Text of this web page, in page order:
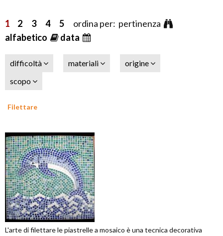
1 2 3 4 5 ordina per: pertinenza
alfabetico
data
difficoltà materiali
origine
scopo
Filettare
L'arte di filettare le piastrelle a mosaico è una tecnica decorativa